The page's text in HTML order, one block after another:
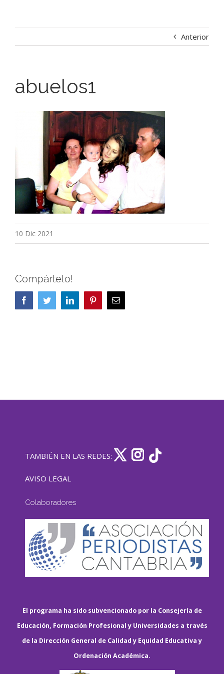
Anterior
abuelos1
10 Dic 2021
Compártelo!
FacebookTwitterLinkedIn PinterestCorreo
electrónico
TAMBIÉN EN LAS REDES:
AVISO LEGAL
Colaboradores
El programa ha sido subvencionado por la Consejería de
Educación, Formación Profesional y Universidades a través
de la Dirección General de Calidad y Equidad Educativa y
Ordenación Académica.